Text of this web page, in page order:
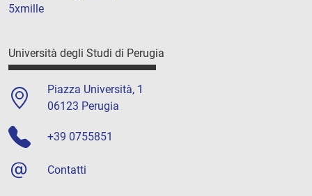
5xmille
Università degli Studi di Perugia
Piazza Università, 1
06123 Perugia
+39 0755851
Contatti